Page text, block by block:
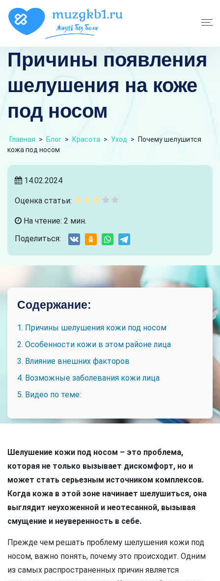
Причины появления
шелушения на коже
под носом
Главная > Блог > Красота > Уход >
Почему шелушится
кожа под носом
14.02.2024
Оценка статьи:
На чтение: 2 мин.
Поделиться:
Содержание:
1. Причины шелушения кожи под носом
2. Особенности кожи в этом районе лица
3. Влияние внешних факторов
4. Возможные заболевания кожи лица
5. Видео по теме:
Шелушение кожи под носом – это проблема,
которая не только вызывает дискомфорт, но и
может стать серьезным источником комплексов.
Когда кожа в этой зоне начинает шелушиться, она
выглядит неухоженной и неотесанной, вызывая
смущение и неуверенность в себе.
Прежде чем решать проблему шелушения кожи под
носом, важно понять, почему это происходит. Одним
из самых распространенных причин является